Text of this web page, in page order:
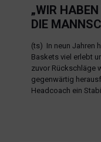
„WIR
DIE
(ts) In neun Jahren
Baskets viel erlebt
zuvor Rückschläge
gegenwärtig
Headcoach ein